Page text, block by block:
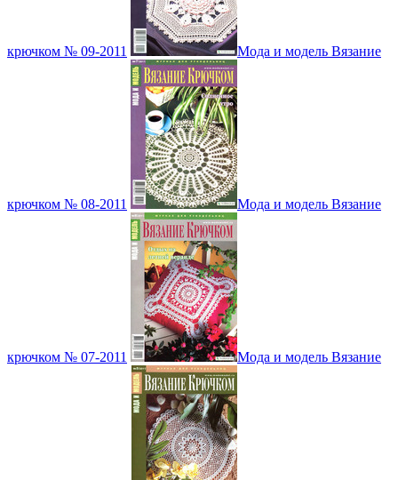
крючком № 09-2011 Мода и модель Вязание
крючком № 08-2011 Мода и модель Вязание
крючком № 07-2011 Мода и модель Вязание